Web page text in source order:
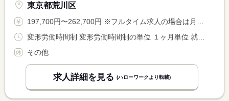
東京都荒川区
197,700円〜262,700円 ※フルタイム求人の場合は月額（換算額）、パート求人の場合は時間額を表示しています。
その他
求人詳細を見る (ハローワークより転載)